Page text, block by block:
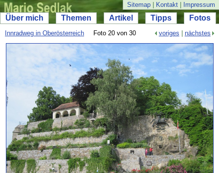
Sitemap Kontakt Impressum
Über mich Themen Artikel Tipps Fotos
Innradweg in Oberösterreich Foto 20 von 30 voriges nächstes